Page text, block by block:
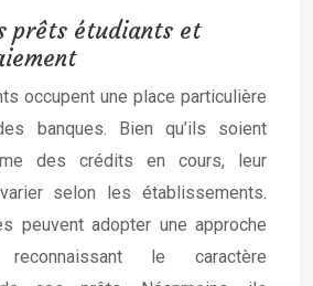
prêts étudiants et
occupent une place particulière
banques. Bien qu’ils soient
des crédits en cours, leur
selon les établissements.
peuvent adopter une approche
le caractère